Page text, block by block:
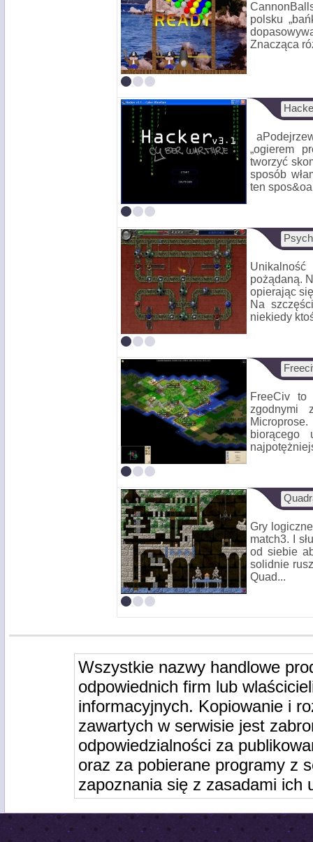
polsku
Znacząca
„ogierem
tworzyć
sposób
ten
pożądaną.
opierając
Na
niekiedy
FreeCiv to
zgodnymi
Gry
match3. I
od siebie
solidnie
Quad...
Wszystkie nazwy handlowe
odpowiednich firm lub
informacyjnych. Kopiowanie i
zawartych w serwisie jest
odpowiedzialności za
oraz za pobierane programy z
zapoznania się z zasadami ich